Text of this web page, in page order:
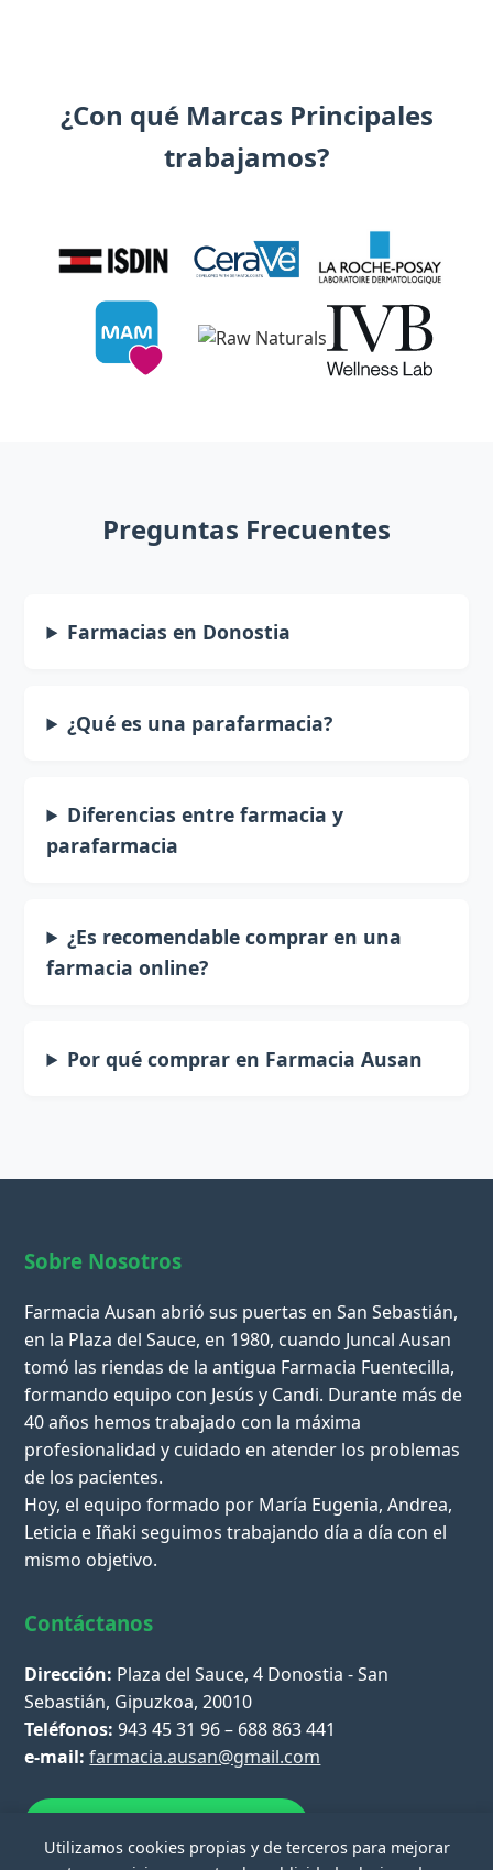
¿Con qué Marcas Principales
trabajamos?
Preguntas Frecuentes
Farmacias en Donostia
¿Qué es una parafarmacia?
Diferencias entre farmacia y
parafarmacia
¿Es recomendable comprar en una
farmacia online?
Por qué comprar en Farmacia Ausan
Sobre Nosotros
Farmacia Ausan abrió sus puertas en San Sebastián,
en la Plaza del Sauce, en 1980, cuando Juncal Ausan
tomó las riendas de la antigua Farmacia Fuentecilla,
formando equipo con Jesús y Candi. Durante más de
40 años hemos trabajado con la máxima
profesionalidad y cuidado en atender los problemas
de los pacientes.
Hoy, el equipo formado por María Eugenia, Andrea,
Leticia e Iñaki seguimos trabajando día a día con el
mismo objetivo.
Contáctanos
Dirección: Plaza del Sauce, 4 Donostia - San
Sebastián, Gipuzkoa, 20010
Teléfonos: 943 45 31 96 – 688 863 441
e-mail: farmacia.ausan@gmail.com
Utilizamos cookies propias y de terceros para mejorar